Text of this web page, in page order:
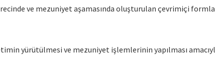
ve mezuniyet aşamasında oluşturulan çevrimiçi
yürütülmesi ve mezuniyet işlemlerinin yapılması